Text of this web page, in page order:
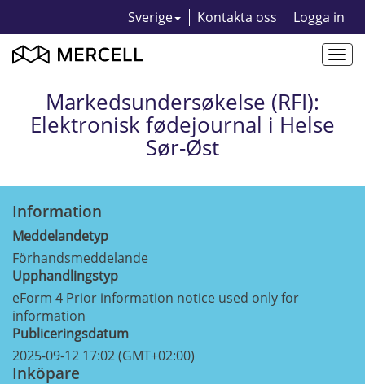
Sverige Kontakta oss Logga in
Markedsundersøkelse (RFI):
Elektronisk fødejournal i Helse
Sør-Øst
Information
Meddelandetyp
Förhandsmeddelande
Upphandlingstyp
eForm 4 Prior information notice used only for
information
Publiceringsdatum
2025-09-12 17:02 (GMT+02:00)
Inköpare